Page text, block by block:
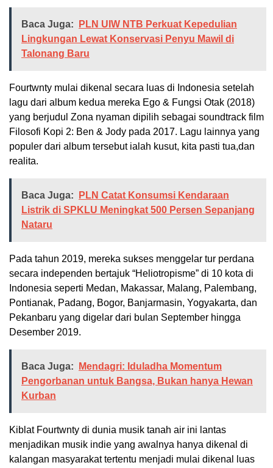
Baca Juga:
PLN UIW NTB Perkuat Kepedulian
Lingkungan Lewat Konservasi Penyu Mawil di
Talonang Baru
Fourtwnty mulai dikenal secara luas di Indonesia setelah
lagu dari album kedua mereka Ego & Fungsi Otak (2018)
yang berjudul Zona nyaman dipilih sebagai soundtrack film
Filosofi Kopi 2: Ben & Jody pada 2017. Lagu lainnya yang
populer dari album tersebut ialah kusut, kita pasti tua,dan
realita.
Baca Juga:
PLN Catat Konsumsi Kendaraan
Listrik di SPKLU Meningkat 500 Persen Sepanjang
Nataru
Pada tahun 2019, mereka sukses menggelar tur perdana
secara independen bertajuk “Heliotropisme” di 10 kota di
Indonesia seperti Medan, Makassar, Malang, Palembang,
Pontianak, Padang, Bogor, Banjarmasin, Yogyakarta, dan
Pekanbaru yang digelar dari bulan September hingga
Desember 2019.
Baca Juga:
Mendagri: Iduladha Momentum
Pengorbanan untuk Bangsa, Bukan hanya Hewan
Kurban
Kiblat Fourtwnty di dunia musik tanah air ini lantas
menjadikan musik indie yang awalnya hanya dikenal di
kalangan masyarakat tertentu menjadi mulai dikenal luas